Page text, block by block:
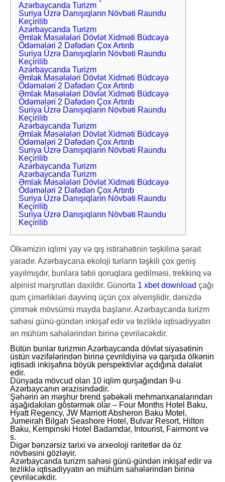
Azərbaycanda Turizm
Suriya Üzrə Danışıqların Növbəti Raundu
Keçirilib
Azərbaycanda Turizm
Əmlak Məsələləri Dövlət Xidməti Büdcəyə
Ödəmələri 2 Dəfədən Çox Artırıb
Suriya Üzrə Danışıqların Növbəti Raundu
Keçirilib
Azərbaycanda Turizm
Əmlak Məsələləri Dövlət Xidməti Büdcəyə
Ödəmələri 2 Dəfədən Çox Artırıb
Əmlak Məsələləri Dövlət Xidməti Büdcəyə
Ödəmələri 2 Dəfədən Çox Artırıb
Suriya Üzrə Danışıqların Növbəti Raundu
Keçirilib
Azərbaycanda Turizm
Əmlak Məsələləri Dövlət Xidməti Büdcəyə
Ödəmələri 2 Dəfədən Çox Artırıb
Suriya Üzrə Danışıqların Növbəti Raundu
Keçirilib
Azərbaycanda Turizm
Azərbaycanda Turizm
Əmlak Məsələləri Dövlət Xidməti Büdcəyə
Ödəmələri 2 Dəfədən Çox Artırıb
Suriya Üzrə Danışıqların Növbəti Raundu
Keçirilib
Suriya Üzrə Danışıqların Növbəti Raundu
Keçirilib
Ölkəmizin iqlimi yay və qış istirahətinin təşkilinə şərait
yaradır. Azərbaycana ekoloji turların təşkili çox geniş
yayılmışdır, bunlara təbii qoruqlara gedilməsi, trekkinq və
alpinist marşrutları daxildir. Günorta 1 xbet download çağı
qum çimərlikləri dayvinq üçün çox əlverişlidir, dənizdə
çimmək mövsümü mayda başlanır. Azərbaycanda turizm
sahəsi günü-gündən inkişaf edir və tezliklə iqtisadiyyatın
ən mühüm sahələrindən birinə çevriləcəkdir.
Bütün bunlar turizmin Azərbaycanda dövlət siyasətinin
üstün vəzifələrindən birinə çevrildiyinə və qarşıda ölkənin
iqtisadi inkişafına böyük perspektivlər açdığına dəlalət
edir.
Dünyada mövcud olan 10 iqlim qurşağından 9-u
Azərbaycanın ərazisindədir.
Şəhərin ən məşhur brend şəbəkəli mehmanxanalarından
aşağıdakıları göstərmək olar – Four Months Hotel Baku,
Hyatt Regency, JW Marriott Absheron Baku Motel,
Jumeirah Bilgah Seashore Hotel, Bulvar Resort, Hilton
Baku, Kempinski Hotel Badamdar, Intourist, Fairmont və
s.
Digər bənzərsiz tarixi və arxeoloji raritetlər də öz
növbəsini gözləyir.
Azərbaycanda turizm sahəsi günü-gündən inkişaf edir və
tezliklə iqtisadiyyatın ən mühüm sahələrindən birinə
çevriləcəkdir.